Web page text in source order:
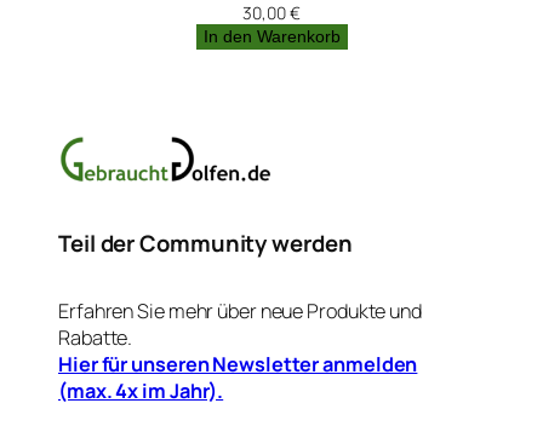
30,00€
In den Warenkorb
Teil der Community werden
Erfahren Sie mehr über neue Produkte und
Rabatte.
Hier für unseren Newsletter anmelden
(max. 4x im Jahr).